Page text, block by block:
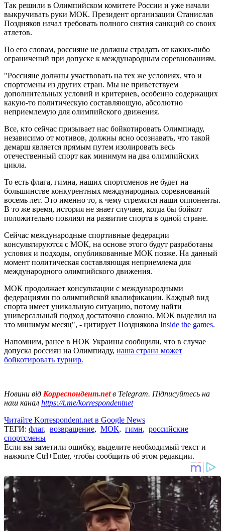
Так решили в Олимпийском комитете России и уже начали
выкручивать руки МОК. Президент организации Станислав
Поздняков начал требовать полного снятия санкций со своих
атлетов.
По его словам, россияне не должны страдать от каких-либо
ограничений при допуске к международным соревнованиям.
"Россияне должны участвовать на тех же условиях, что и
спортсмены из других стран. Мы не приветствуем
дополнительных условий и критериев, особенно содержащих
какую-то политическую составляющую, абсолютно
неприемлемую для олимпийского движения.
Все, кто сейчас призывает нас бойкотировать Олимпиаду,
независимо от мотивов, должны ясно осознавать, что такой
демарш является прямым путем изолировать весь
отечественный спорт как минимум на два олимпийских
цикла.
То есть флага, гимна, наших спортсменов не будет на
большинстве конкурентных международных соревнований
восемь лет. Это именно то, к чему стремятся наши оппоненты.
В то же время, история не знает случаев, когда бы бойкот
положительно повлиял на развитие спорта в одной стране.
Сейчас международные спортивные федерации
консультируются с МОК, на основе этого будут разработаны
условия и подходы, опубликованные МОК позже. На данный
момент политическая составляющая неприемлема для
международного олимпийского движения.
МОК продолжает консультации с международными
федерациями по олимпийской квалификации. Каждый вид
спорта имеет уникальную ситуацию, потому найти
универсальный подход достаточно сложно. МОК выделил на
это минимум месяц", - цитирует Позднякова Inside the games.
Напомним, ранее в НОК Украины сообщили, что в случае
допуска россиян на Олимпиаду, наша страна может
бойкотировать турнир.
Новини від Корреспондент.netв Telegram. Підписуйтесь на
наш канал https://t.me/korrespondentnet
Читайте Korrespondent.net в Google News
ТЕГИ: флаг, возвращение, МОК, гимн, российские
спортсмены
Если вы заметили ошибку, выделите необходимый текст и
нажмите Ctrl+Enter, чтобы сообщить об этом редакции.